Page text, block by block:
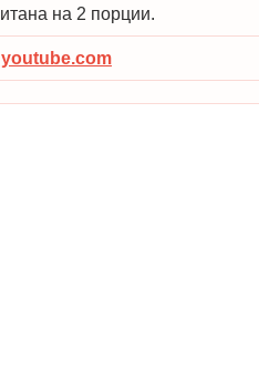
на 2 порции.